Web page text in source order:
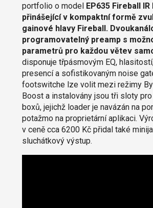
portfolio o model EP635 Fireball IR
přinášející v kompaktní formě
gainové hlavy Fireball.
programovatelný preamp s
parametrů pro každou větev
disponuje třpásmovým EQ,
presencí a sofistikovaným noise
footswitche lze volit mezi režimy
Boost a instalovány jsou tři sloty
boxů, jejichž loader je navázán na
potažmo na proprietární aplikaci.
v ceně cca 6200 Kč přidal také
sluchátkový výstup.